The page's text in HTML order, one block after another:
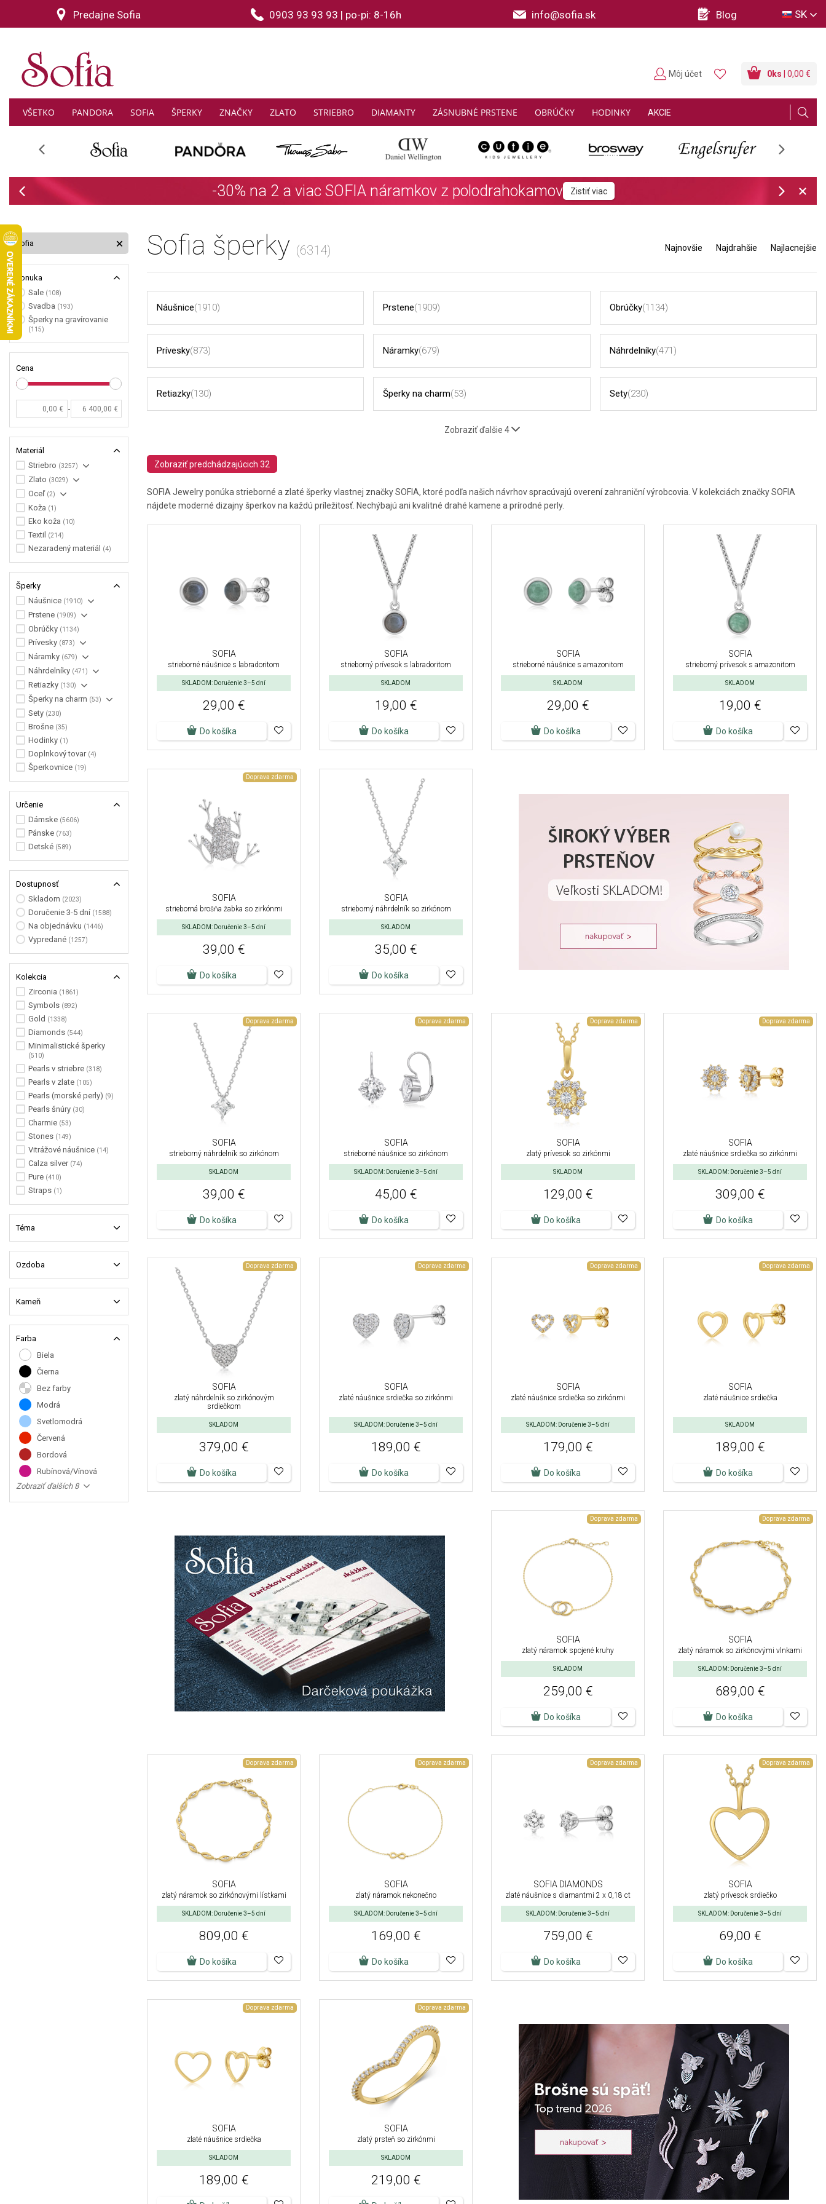
Predajne Sofia 0903 93 93 93 | po-pi: 8-16h info@sofia.sk Blog SK
VŠETKO PANDORA SOFIA ŠPERKY ZNAČKY ZLATO STRIEBRO DIAMANTY ZÁSNUBNÉ PRSTENE OBRÚČKY HODINKY AKCIE
0ks | 0,00 €
Môj účet
THOMAS SABO: Zbierajte a ušetrite Zistiť viac
Sofia
Ponuka
Sale (108)
Svadba (193)
Šperky na gravírovanie
(115)
Cena
-
Materiál
Striebro (3257)
Zlato (3029)
Oceľ (2)
Koža (1)
Eko koža (10)
Textil (214)
Nezaradený materiál (4)
Šperky
Náušnice (1910)
Prstene (1909)
Obrúčky (1134)
Prívesky (873)
Náramky (679)
Náhrdelníky (471)
Retiazky (130)
Šperky na charm (53)
Sety (230)
Brošne (35)
Hodinky (1)
Doplnkový tovar(4)
Šperkovnice (19)
Určenie
Dámske (5606)
Pánske (763)
Detské (589)
Dostupnosť
Skladom (2023)
Doručenie 3-5 dní (1588)
Na objednávku (1446)
Vypredané (1257)
Kolekcia
Zirconia (1861)
Symbols (892)
Gold (1338)
Diamonds (544)
Minimalistické šperky
(510)
Pearls v striebre (318)
Pearls v zlate (105)
Pearls (morské perly) (9)
Pearls šnúry (30)
Charmie (53)
Stones (149)
Vitrážové náušnice (14)
Calza silver(74)
Pure (410)
Straps (1)
Téma
Ozdoba
Kameň
Farba
Biela
Čierna
Bez farby
Modrá
Svetlomodrá
Červená
Bordová
Rubínová/Vínová
Zobraziť ďalších 8
Sofia šperky (6314) Najnovšie Najdrahšie Najlacnejšie
Náušnice(1910) Prstene(1909) Obrúčky(1134)
Prívesky(873) Náramky(679) Náhrdelníky(471)
Retiazky(130) Šperky na charm(53) Sety(230)
Zobraziť ďalšie 4
Zobraziť predchádzajúcich 32
SOFIA Jewelry ponúka strieborné a zlaté šperky vlastnej značky SOFIA, ktoré podľa našich návrhov spracúvajú overení zahraniční výrobcovia. V kolekciách značky SOFIA
nájdete moderné dizajny šperkov na každú príležitosť. Nechýbajú ani kvalitné drahé kamene a prírodné perly.
SOFIA
strieborné náušnice s labradoritom
SKLADOM: Doručenie 3–5 dní
29,00 €
Do košíka
SOFIA
strieborný prívesok s labradoritom
SKLADOM
19,00 €
Do košíka
SOFIA
strieborné náušnice s amazonitom
SKLADOM
29,00 €
Do košíka
SOFIA
strieborný prívesok s amazonitom
SKLADOM
19,00 €
Do košíka
Doprava zdarma
SOFIA
strieborná brošňa žabka so zirkónmi
SKLADOM: Doručenie 3–5 dní
39,00 €
Do košíka
SOFIA
strieborný náhrdelník so zirkónom
SKLADOM
35,00 €
Do košíka
Doprava zdarma
SOFIA
strieborný náhrdelník so zirkónom
SKLADOM
39,00 €
Do košíka
Doprava zdarma
SOFIA
strieborné náušnice so zirkónom
SKLADOM: Doručenie 3–5 dní
45,00 €
Do košíka
Doprava zdarma
SOFIA
zlatý prívesok so zirkónmi
SKLADOM
129,00 €
Do košíka
Doprava zdarma
SOFIA
zlaté náušnice srdiečka so zirkónmi
SKLADOM: Doručenie 3–5 dní
309,00 €
Do košíka
Doprava zdarma
SOFIA
zlatý náhrdelník so zirkónovým
srdiečkom
SKLADOM
379,00 €
Do košíka
Doprava zdarma
SOFIA
zlaté náušnice srdiečka so zirkónmi
SKLADOM: Doručenie 3–5 dní
189,00 €
Do košíka
Doprava zdarma
SOFIA
zlaté náušnice srdiečka so zirkónmi
SKLADOM: Doručenie 3–5 dní
179,00 €
Do košíka
Doprava zdarma
SOFIA
zlaté náušnice srdiečka
SKLADOM
189,00 €
Do košíka
Doprava zdarma
SOFIA
zlatý náramok spojené kruhy
SKLADOM
259,00 €
Do košíka
Doprava zdarma
SOFIA
zlatý náramok so zirkónovými vlnkami
SKLADOM: Doručenie 3–5 dní
689,00 €
Do košíka
Doprava zdarma
SOFIA
zlatý náramok so zirkónovými lístkami
SKLADOM: Doručenie 3–5 dní
809,00 €
Do košíka
Doprava zdarma
SOFIA
zlatý náramok nekonečno
SKLADOM: Doručenie 3–5 dní
169,00 €
Do košíka
Doprava zdarma
SOFIA DIAMONDS
zlaté náušnice s diamantmi 2 x 0,18 ct
SKLADOM: Doručenie 3–5 dní
759,00 €
Do košíka
Doprava zdarma
SOFIA
zlatý prívesok srdiečko
SKLADOM: Doručenie 3–5 dní
69,00 €
Do košíka
Doprava zdarma
SOFIA
zlaté náušnice srdiečka
SKLADOM
189,00 €
Doprava zdarma
SOFIA
zlatý prsteň so zirkónmi
SKLADOM
219,00 €